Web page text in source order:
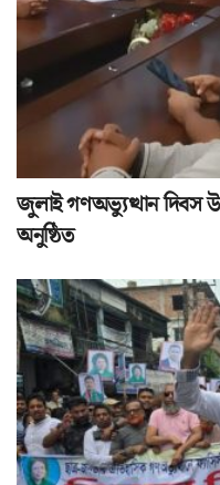
জুলাই গণঅভ্যুত্থান দিবস
অনুষ্ঠিত